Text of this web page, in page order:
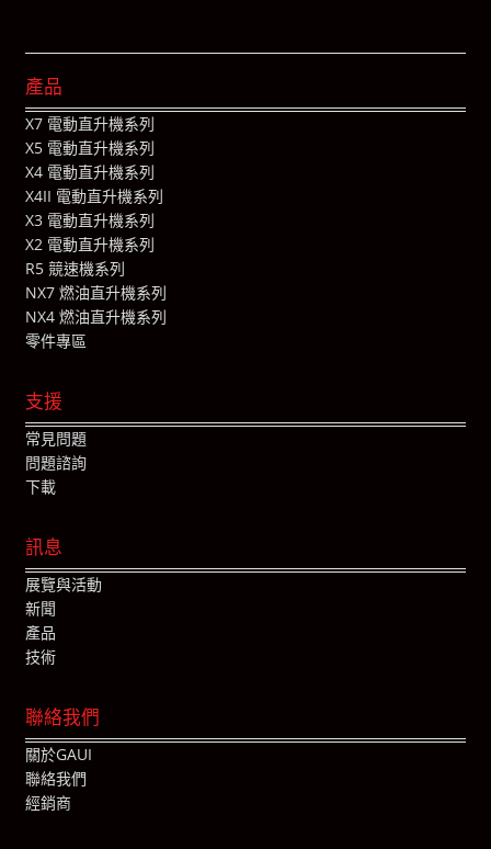
產品
X7 電動直升機系列
X5 電動直升機系列
X4 電動直升機系列
X4II 電動直升機系列
X3 電動直升機系列
X2 電動直升機系列
R5 競速機系列
NX7 燃油直升機系列
NX4 燃油直升機系列
零件專區
支援
常見問題
問題諮詢
下載
訊息
展覽與活動
新聞
產品
技術
聯絡我們
關於GAUI
聯絡我們
經銷商